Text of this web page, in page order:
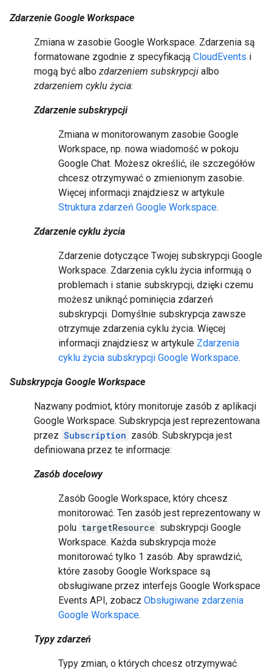
Zdarzenie Google Workspace
Zmiana w zasobie Google Workspace. Zdarzenia są
formatowane zgodnie z specyfikacją CloudEvents i
mogą być albo zdarzeniem subskrypcji albo
zdarzeniem cyklu życia:
Zdarzenie subskrypcji
Zmiana w monitorowanym zasobie Google
Workspace, np. nowa wiadomość w pokoju
Google Chat. Możesz określić, ile szczegółów
chcesz otrzymywać o zmienionym zasobie.
Więcej informacji znajdziesz w artykule
Struktura zdarzeń Google Workspace.
Zdarzenie cyklu życia
Zdarzenie dotyczące Twojej subskrypcji Google
Workspace. Zdarzenia cyklu życia informują o
problemach i stanie subskrypcji, dzięki czemu
możesz uniknąć pominięcia zdarzeń
subskrypcji. Domyślnie subskrypcja zawsze
otrzymuje zdarzenia cyklu życia. Więcej
informacji znajdziesz w artykule Zdarzenia
cyklu życia subskrypcji Google Workspace.
Subskrypcja Google Workspace
Nazwany podmiot, który monitoruje zasób z aplikacji
Google Workspace. Subskrypcja jest reprezentowana
przez Subscription zasób. Subskrypcja jest
definiowana przez te informacje:
Zasób docelowy
Zasób Google Workspace, który chcesz
monitorować. Ten zasób jest reprezentowany w
polu targetResource subskrypcji Google
Workspace. Każda subskrypcja może
monitorować tylko 1 zasób. Aby sprawdzić,
które zasoby Google Workspace są
obsługiwane przez interfejs Google Workspace
Events API, zobacz Obsługiwane zdarzenia
Google Workspace.
Typy zdarzeń
Typy zmian, o których chcesz otrzymywać